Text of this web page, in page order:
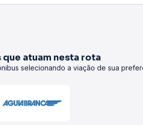
que atuam nesta rota
selecionando a viação de sua